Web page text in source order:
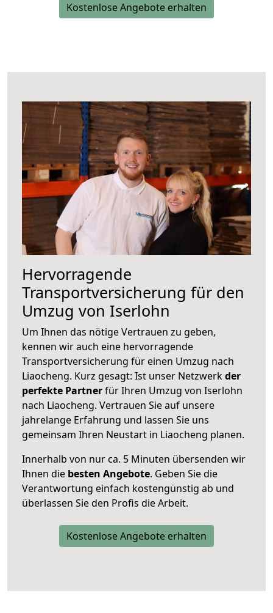
Kostenlose Angebote erhalten
Hervorragende
Transportversicherung für den
Umzug von Iserlohn
Um Ihnen das nötige Vertrauen zu geben,
kennen wir auch eine hervorragende
Transportversicherung für einen Umzug nach
Liaocheng. Kurz gesagt: Ist unser Netzwerkder
perfekte Partnerfür Ihren Umzug von Iserlohn
nach Liaocheng. Vertrauen Sie auf unsere
jahrelange Erfahrung und lassen Sie uns
gemeinsam Ihren Neustart in Liaocheng planen.
Innerhalb von nur ca. 5 Minuten übersenden wir
Ihnen die besten Angebote. Geben Sie die
Verantwortung einfach kostengünstig ab und
überlassen Sie den Profis die Arbeit.
Kostenlose Angebote erhalten